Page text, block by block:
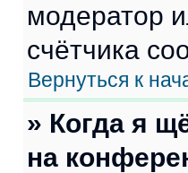
модератор
счётчика
Вернуться к
» Когда я
на